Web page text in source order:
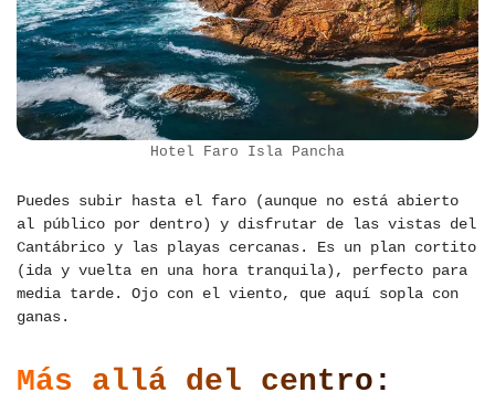
Hotel Faro Isla Pancha
Puedes subir hasta el faro (aunque no está abierto
al público por dentro) y disfrutar de las vistas del
Cantábrico y las playas cercanas. Es un plan cortito
(ida y vuelta en una hora tranquila), perfecto para
media tarde. Ojo con el viento, que aquí sopla con
ganas.
Más allá del centro: